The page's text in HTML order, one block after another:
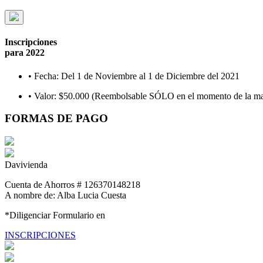
Inscripciones
para 2022
• Fecha: Del 1 de Noviembre al 1 de Diciembre del 2021
• Valor: $50.000 (Reembolsable SÓLO en el momento de la
FORMAS DE PAGO
Davivienda
Cuenta de Ahorros # 126370148218
A nombre de: Alba Lucia Cuesta
*Diligenciar Formulario en
INSCRIPCIONES